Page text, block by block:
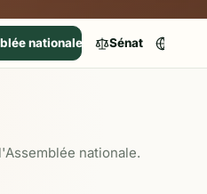
nationale Sénat
nationale.